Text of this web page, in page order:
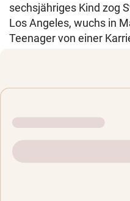
sechsjähriges Kind zog
Los Angeles, wuchs in
Teenager von einer